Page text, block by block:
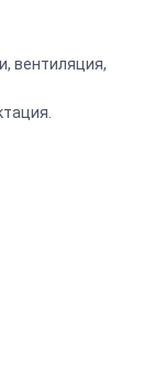
вентиляция,